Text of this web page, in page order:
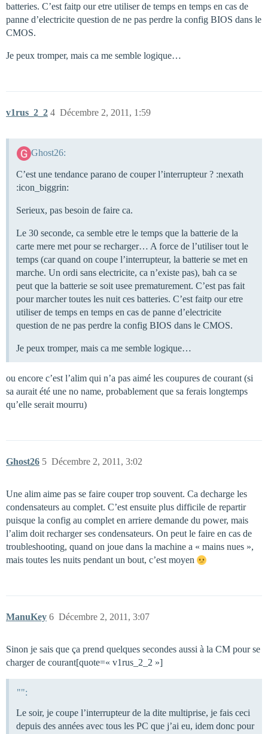
batteries. C’est faitp our etre utiliser de temps en temps en cas de
panne d’electricite question de ne pas perdre la config BIOS dans le
CMOS.
Je peux tromper, mais ca me semble logique…
v1rus_2_2 Décembre 2, 2011, 1:59
4
Ghost26:
C’est une tendance parano de couper l’interrupteur ? :nexath
:icon_biggrin:
Serieux, pas besoin de faire ca.
Le 30 seconde, ca semble etre le temps que la batterie de la
carte mere met pour se recharger… A force de l’utiliser tout le
temps (car quand on coupe l’interrupteur, la batterie se met en
marche. Un ordi sans electricite, ca n’existe pas), bah ca se
peut que la batterie se soit usee prematurement. C’est pas fait
pour marcher toutes les nuit ces batteries. C’est faitp our etre
utiliser de temps en temps en cas de panne d’electricite
question de ne pas perdre la config BIOS dans le CMOS.
Je peux tromper, mais ca me semble logique…
ou encore c’est l’alim qui n’a pas aimé les coupures de courant (si
sa aurait été une no name, probablement que sa ferais longtemps
qu’elle serait mourru)
Ghost26 Décembre 2, 2011, 3:02
5
Une alim aime pas se faire couper trop souvent. Ca decharge les
condensateurs au complet. C’est ensuite plus difficile de repartir
puisque la config au complet en arriere demande du power, mais
l’alim doit recharger ses condensateurs. On peut le faire en cas de
troubleshooting, quand on joue dans la machine a « mains nues »,
mais toutes les nuits pendant un bout, c’est moyen
ManuKey Décembre 2, 2011, 3:07
6
Sinon je sais que ça prend quelques secondes aussi à la CM pour se
charger de courant[quote=« v1rus_2_2 »]
"":
Le soir, je coupe l’interrupteur de la dite multiprise, je fais ceci
depuis des années avec tous les PC que j’ai eu, idem donc pour